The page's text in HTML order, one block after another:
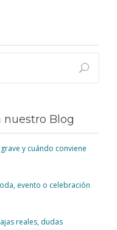
Blog
y cuándo conviene
evento o celebración
reales, dudas